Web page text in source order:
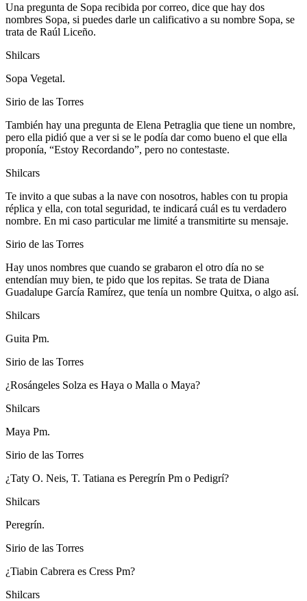
Una pregunta de Sopa recibida por correo, dice que hay dos
nombres Sopa, si puedes darle un calificativo a su nombre Sopa, se
trata de Raúl Liceño.
Shilcars
Sopa Vegetal.
Sirio de las Torres
También hay una pregunta de Elena Petraglia que tiene un nombre,
pero ella pidió que a ver si se le podía dar como bueno el que ella
proponía, “Estoy Recordando”, pero no contestaste.
Shilcars
Te invito a que subas a la nave con nosotros, hables con tu propia
réplica y ella, con total seguridad, te indicará cuál es tu verdadero
nombre. En mi caso particular me limité a transmitirte su mensaje.
Sirio de las Torres
Hay unos nombres que cuando se grabaron el otro día no se
entendían muy bien, te pido que los repitas. Se trata de Diana
Guadalupe García Ramírez, que tenía un nombre Quitxa, o algo así.
Shilcars
Guita Pm.
Sirio de las Torres
¿Rosángeles Solza es Haya o Malla o Maya?
Shilcars
Maya Pm.
Sirio de las Torres
¿Taty O. Neis, T. Tatiana es Peregrín Pm o Pedigrí?
Shilcars
Peregrín.
Sirio de las Torres
¿Tiabin Cabrera es Cress Pm?
Shilcars